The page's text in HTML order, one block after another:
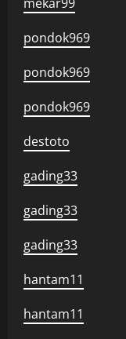
pondok969
pondok969
pondok969
destoto
gading33
gading33
gading33
hantam11
hantam11